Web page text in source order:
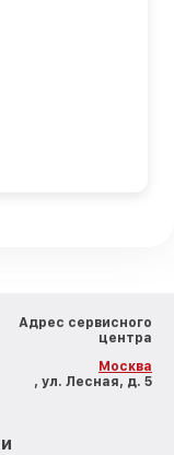
Адрес сервисного
центра
Москва
, ул. Лесная, д. 5